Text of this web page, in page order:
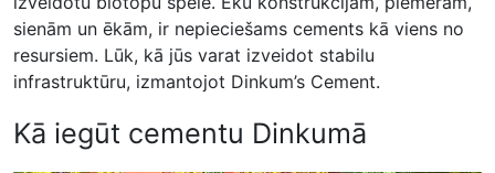
sienām un ēkām, ir nepieciešams cements kā viens no
resursiem. Lūk, kā jūs varat izveidot stabilu
infrastruktūru, izmantojot Dinkum’s Cement.
Kā iegūt cementu Dinkumā